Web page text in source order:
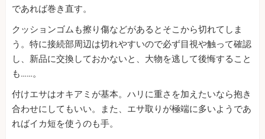
であれば巻き直す。
クッションゴムも擦り傷などがあるとそこから切れてしま
う。特に接続部周辺は切れやすいので必ず目視や触って確認
し、新品に交換しておかないと、大物を逃して後悔すること
も……。
付けエサはオキアミが基本。ハリに重さを加えたいなら抱き
合わせにしてもいい。また、エサ取りが極端に多いようであ
ればイカ短を使うのも手。